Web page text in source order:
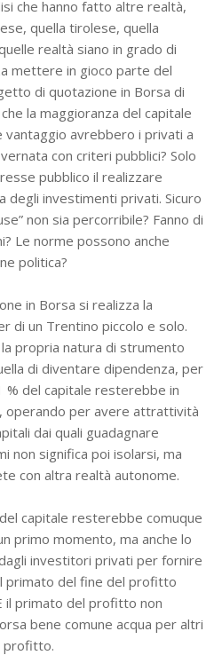
che hanno fatto altre realtà,
quella tirolese, quella
realtà siano in grado di
mettere in gioco parte del
di quotazione in Borsa di
la maggioranza del capitale
vantaggio avrebbero i privati a
con criteri pubblici? Solo
pubblico il realizzare
degli investimenti privati. Sicuro
non sia percorribile? Fanno di
Le norme possono anche
politica?
in Borsa si realizza la
di un Trentino piccolo e solo.
propria natura di strumento
di diventare dipendenza, per
% del capitale resterebbe in
operando per avere attrattività
dai quali guadagnare
non significa poi isolarsi, ma
con altra realtà autonome.
capitale resterebbe comuque
primo momento, ma anche lo
investitori privati per fornire
primato del fine del profitto
il primato del profitto non
bene comune acqua per altri
profitto.